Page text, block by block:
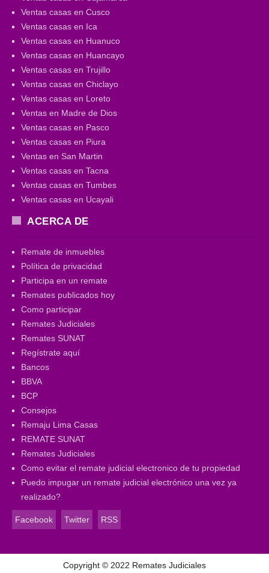
Ventas casas en Cusco
Ventas casas en Ica
Ventas casas en Huanuco
Ventas casas en Huancayo
Ventas casas en Trujillo
Ventas casas en Chiclayo
Ventas casas en Loreto
Ventas en Madre de Dios
Ventas casas en Pasco
Ventas casas en Piura
Ventas en San Martin
Ventas casas en Tacna
Ventas casas en Tumbes
Ventas casas en Ucayali
ACERCA DE
Remate de inmuebles
Política de privacidad
Participa en un remate
Remates publicados hoy
Como participar
Remates Judiciales
Remates SUNAT
Regístrate aquí
Bancos
BBVA
BCP
Consejos
Remaju Lima Casas
REMATE SUNAT
Remates Judiciales
Como evitar el remate judicial electronico de tu propiedad
Puedo impugar un remate judicial electrónico una vez ya
realizado?
Facebook Twitter RSS
Copyright © 2022 Remates Judiciales